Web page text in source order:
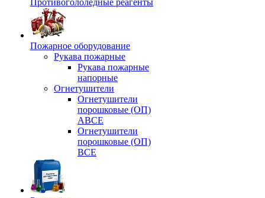
Противогололедные реагенты
Пожарное оборудование
Рукава пожарные
Рукава пожарные
напорные
Огнетушители
Огнетушители
порошковые (ОП)
АВСЕ
Огнетушители
порошковые (ОП)
ВСЕ